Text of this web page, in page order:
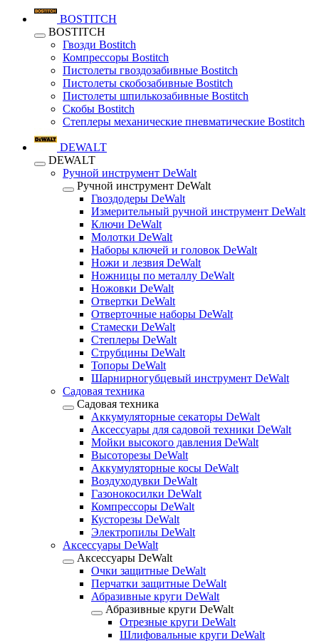
BOSTITCH
BOSTITCH
Гвозди Bostitch
Компрессоры Bostitch
Пистолеты гвоздозабивные Bostitch
Пистолеты скобозабивные Bostitch
Пистолеты шпилькозабивные Bostitch
Скобы Bostitch
Степлеры механические пневматические Bostitch
DEWALT
DEWALT
Ручной инструмент DeWalt
Ручной инструмент DeWalt
Гвоздодеры DeWalt
Измерительный ручной инструмент DeWalt
Ключи DeWalt
Молотки DeWalt
Наборы ключей и головок DeWalt
Ножи и лезвия DeWalt
Ножницы по металлу DeWalt
Ножовки DeWalt
Отвертки DeWalt
Отверточные наборы DeWalt
Стамески DeWalt
Степлеры DeWalt
Струбцины DeWalt
Топоры DeWalt
Шарнирногубцевый инструмент DeWalt
Садовая техника
Садовая техника
Аккумуляторные секаторы DeWalt
Аксессуары для садовой техники DeWalt
Мойки высокого давления DeWalt
Высоторезы DeWalt
Аккумуляторные косы DeWalt
Воздуходувки DeWalt
Газонокосилки DeWalt
Компрессоры DeWalt
Кусторезы DeWalt
Электропилы DeWalt
Аксессуары DeWalt
Аксессуары DeWalt
Очки защитные DeWalt
Перчатки защитные DeWalt
Абразивные круги DeWalt
Абразивные круги DeWalt
Отрезные круги DeWalt
Шлифовальные круги DeWalt